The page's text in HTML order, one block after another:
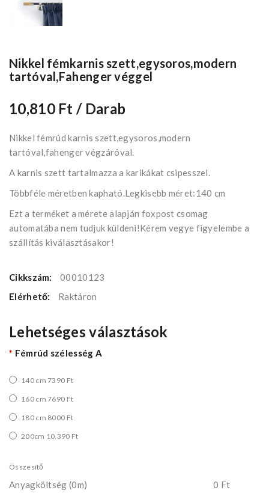
Nikkel fémkarnis szett,egysoros,modern
tartóval,Fahenger véggel
10,810 Ft/ Darab
Nikkel fémrúd karnis szett,egysoros,modern
tartóval,fahenger végzáróval.
A karnis szett tartalmazza a karikákat csipesszel.
Többféle méretben kapható.Legkisebb méret:140 cm
Ezt a terméket a mérete alapján foxpost csomag
automatába nem tudjuk küldeni!Kérem vegye figyelembe a
szállítás kiválasztásakor!
Cikkszám:
00010123
Elérhető:
Raktáron
Lehetséges választások
Fémrúd szélesség A
140 cm 7390 Ft
160 cm 7690 Ft
180 cm 8000 Ft
200cm 10.390 Ft
Összesítő
Anyagköltség (0m)
0 Ft